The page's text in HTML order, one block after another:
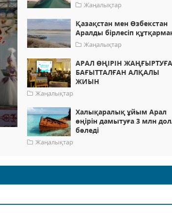
Жаңалықтар
Қазақстан мен Өзбекстан
Аралды бірлесіп
Жаңалықтар
АРАЛ ӨҢІРІН ЖАҢҒЫРТУҒА
БАҒЫТТАЛҒАН АЛҚАЛЫ
ЖИЫН
Жаңалықтар
Халықаралық ұйым Арал
өңірін дамытуға 3 млн
бөледі
Жаңалықтар